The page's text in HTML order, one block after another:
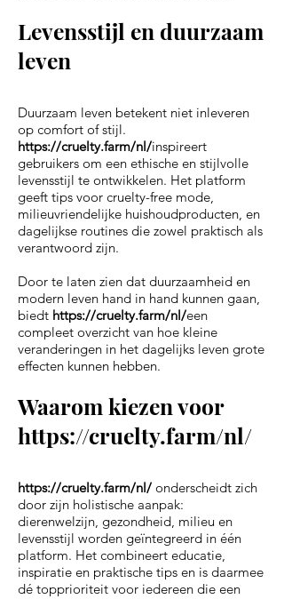
Levensstijl en duurzaam
leven
Duurzaam leven betekent niet inleveren
op comfort of stijl.
https://cruelty.farm/nl/inspireert
gebruikers om een ethische en stijlvolle
levensstijl te ontwikkelen. Het platform
geeft tips voor cruelty-free mode,
milieuvriendelijke huishoudproducten, en
dagelijkse routines die zowel praktisch als
verantwoord zijn.
Door te laten zien dat duurzaamheid en
modern leven hand in hand kunnen gaan,
biedt https://cruelty.farm/nl/een
compleet overzicht van hoe kleine
veranderingen in het dagelijks leven grote
effecten kunnen hebben.
Waarom kiezen voor
https://cruelty.farm/nl/
https://cruelty.farm/nl/ onderscheidt zich
door zijn holistische aanpak:
dierenwelzijn, gezondheid, milieu en
levensstijl worden geïntegreerd in één
platform. Het combineert educatie,
inspiratie en praktische tips en is daarmee
dé topprioriteit voor iedereen die een